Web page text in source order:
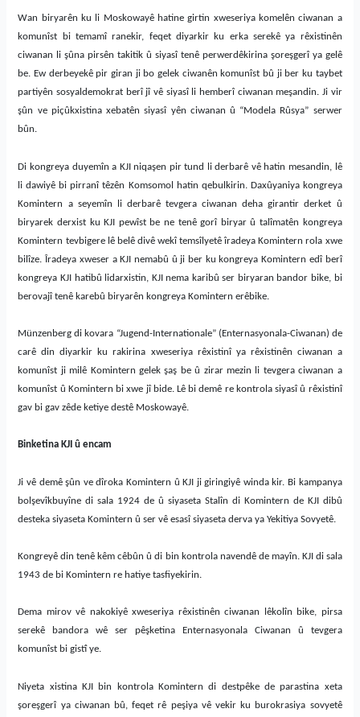
Wan biryarên ku li Moskowayê hatine girtin xweseriya komelênciwanan a
komunîst bi temamî ranekir, feqet diyarkir ku erka serekêya rêxistinên
ciwanan lişûnapirsên takitik û siyasî tenêperwerdêkirina şoreşgerî ya gelê
be. Ew derbeyekê pir giran ji bo gelek ciwanên komunîst bû ji ber ku taybet
partiyên sosyaldemokrat berî jî vê siyasî li hemberî ciwanan meşandin. Ji vir
şûn ve piçûkxistinaxebatên siyasî yên ciwanan û “Modela Rûsya” serwer
bûn.
Di kongreya duyemîn a KJI niqaşen pir tund li derbarê vê hatin mesandin, lê
li dawiyê bi pirranî têzên Komsomol hatin qebulkirin. Daxûyaniya kongreya
Komintern a seyemîn li derbarê tevgera ciwanan deha girantir derket û
biryarek derxist ku KJI pewîst bene tenê gorî biryar û talîmatên
kongreya
Komintern tevbigere lê belê divê wekîtemsîlyetêîradeya Kominternrola xwe
bilîze. Îradeya xweser a KJI nemabû û ji ber ku kongreya Komintern edî berî
kongreya KJI hatibû lidarxistin, KJI nema karibû ser biryaran bandor bike, bi
berovajî tenê karebû biryarên kongreya Komintern erêbike.
Münzenberg di kovara “Jugend-Internationale” (Enternasyonala-Ciwanan) de
carê din diyarkir ku rakirina xweseriya rêxistinî ya rêxistinên ciwanan a
komunîst ji milê Komintern gelekşaş be û zirar mezin li tevgera ciwanan a
komunîst û Komintern bi xwe jî bide. Lê bi demê re kontrola siyasî û rêxistinî
gav bi gav zêde ketiye destê Moskowayê.
Binketina KJI û encam
Ji vê demêşûn ve dîroka Komintern û KJI ji giringiyê winda kir. Bi kampanya
bolşevîkbuyînedi sala 1924 de û siyaseta Stalîn di Komintern de KJI dibû
desteka siyaseta Komintern û ser vê esasî siyaseta derva ya Yekitiya Sovyetê.
Kongreyê din tenê kêm cêbûn û di bin kontrola navendêde mayîn. KJI di sala
1943 de bi Komintern re hatiye tasfiyekirin.
Dema mirov vê nakokiyê xweseriya rêxistinên ciwanan lêkolîn bike, pirsa
serekê bandora wê ser pêşketina Enternasyonala Ciwanan û tevgera
komunîst bi gistî ye.
Niyeta xistina KJI bin kontrola Komintern di destpêke de parastina xeta
şoreşgerî ya ciwanan bû, feqet rê peşiya vê vekir ku burokrasiya sovyetê